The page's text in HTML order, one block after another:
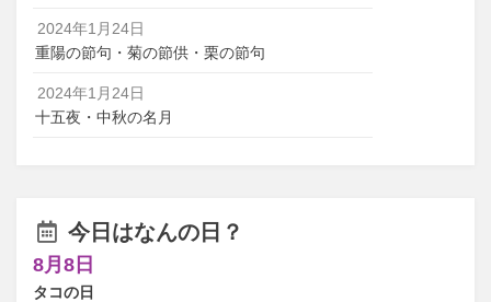
2024年1月24日
重陽の節句・菊の節供・栗の節句
2024年1月24日
十五夜・中秋の名月
今日はなんの日？
8月8日
タコの日